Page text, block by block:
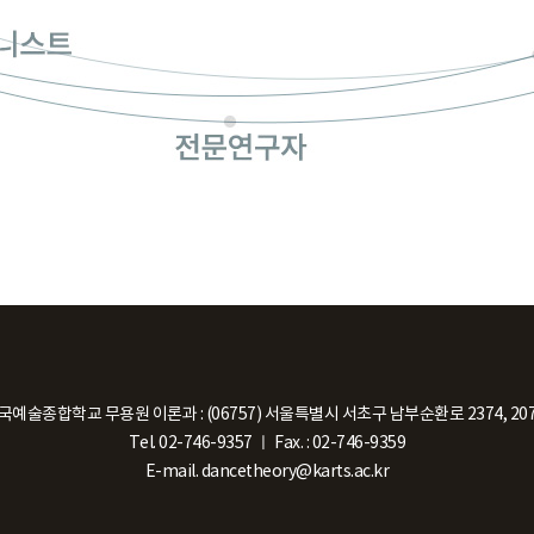
예술종합학교 무용원 이론과: (06757) 서울특별시 서초구 남부순환로 2374,
Tel. 02-746-9357
Fax. : 02-746-9359
E-mail. dancetheory@karts.ac.kr